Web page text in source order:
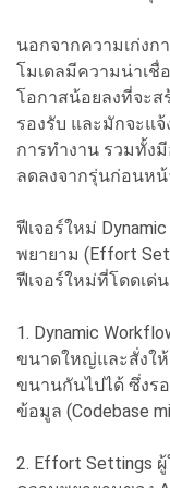
นอกจากความเก่ง
โมเดลมีความน่าเ
โอกาสน้อยลงที่จะ
รองรับ และมักจะแ
การทำงาน รวมทั้ง
ลดลงจากรุ่นก่อนหน้
ฟีเจอร์ใหม่
พยายาม (Effort
ฟีเจอร์ใหม่ที่โดดเด่
1. Dynamic
ขนาดใหญ่และสั่งให้
ขนานกันไปได้ ซึ่งร
ข้อมูล (Codebase
2. Effort Settings